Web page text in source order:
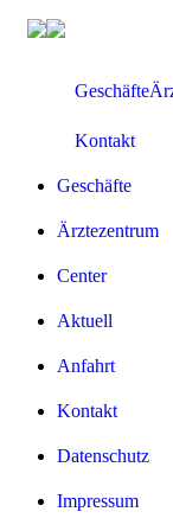
Zum
Geschäfte
Kontakt
Geschäfte
Ärztezentrum
Center
Aktuell
Anfahrt
Kontakt
Datenschutz
Impressum